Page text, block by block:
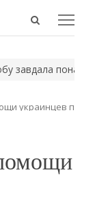
Open
понад 970
украинцев